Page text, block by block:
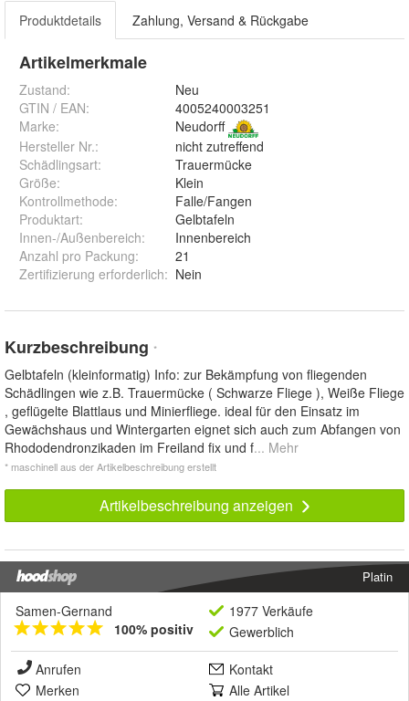
Produktdetails Zahlung, Versand & Rückgabe
Artikelmerkmale
Zustand:
Neu
GTIN / EAN:
4005240003251
Marke:
Neudorff
Hersteller Nr.:
nicht zutreffend
Schädlingsart:
Trauermücke
Größe:
Klein
Kontrollmethode:
Falle/Fangen
Produktart:
Gelbtafeln
Innen-/Außenbereich:
Innenbereich
Anzahl pro Packung:
21
Zertifizierung erforderlich: Nein
Kurzbeschreibung *
Gelbtafeln (kleinformatig) Info: zur Bekämpfung von fliegenden
Schädlingen wie z.B. Trauermücke ( Schwarze Fliege ), Weiße Fliege
, geflügelte Blattlaus und Minierfliege. ideal für den Einsatz im
Gewächshaus und Wintergarten eignet sich auch zum Abfangen von
Rhododendronzikaden im Freiland fix und f... Mehr
* maschinell aus der Artikelbeschreibung erstellt
Artikelbeschreibung anzeigen
Platin
Samen-Gernand
100% positiv
1977 Verkäufe
Gewerblich
Anrufen
Kontakt
Merken
Alle Artikel